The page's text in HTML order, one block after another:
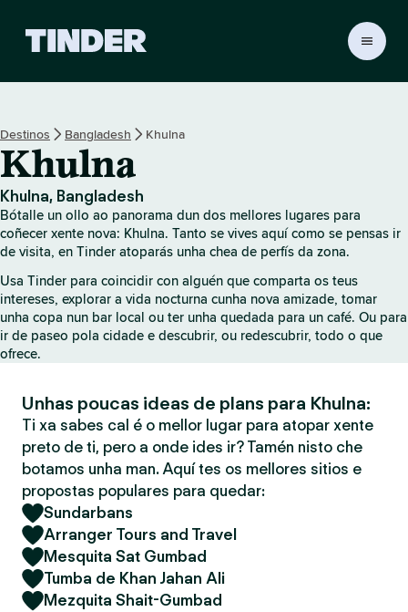
r
e
Destinos Bangladesh Khulna
Khulna
Khulna, Bangladesh
Bótalle un ollo ao panorama dun dos mellores lugares para
coñecer xente nova: Khulna. Tanto se vives aquí como se pensas ir
de visita, en Tinder atoparás unha chea de perfís da zona.
Usa Tinder para coincidir con alguén que comparta os teus
intereses, explorar a vida nocturna cunha nova amizade, tomar
unha copa nun bar local ou ter unha quedada para un café. Ou para
ir de paseo pola cidade e descubrir, ou redescubrir, todo o que
ofrece.
Unhas poucas ideas de plans para Khulna:
Ti xa sabes cal é o mellor lugar para atopar xente
preto de ti, pero a onde ides ir? Tamén nisto che
botamos unha man. Aquí tes os mellores sitios e
propostas populares para quedar:
Sundarbans
Arranger Tours and Travel
Mesquita Sat Gumbad
Tumba de Khan Jahan Ali
Mezquita Shait-Gumbad